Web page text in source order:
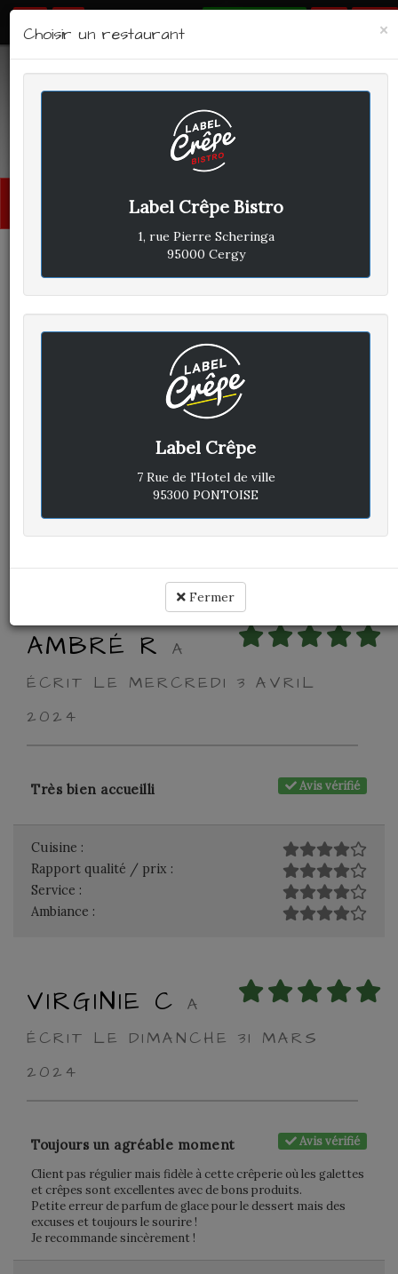
LABEL CRÊPE - BISTRO
PASCALE I A
ÉCRIT LE JEUDI 4 AVRIL 2024
Très bien comme d'habitude
Rapport qualité / prix :
Service :
AMBRÉ R
A
ÉCRIT LE MERCREDI 3 AVRIL
2024
Avis vérifié
Très bien accueilli
Cuisine :
Rapport qualité / prix :
Service :
Ambiance :
VIRGINIE C
A
ÉCRIT LE DIMANCHE 31 MARS
2024
Avis vérifié
Toujours un agréable moment
Client pas régulier mais fidèle à cette crêperie où les galettes
et crêpes sont excellentes avec de bons produits.
Petite erreur de parfum de glace pour le dessert mais des
excuses et toujours le sourire !
Je recommande sincèrement !
×
Choisir un restaurant
Label Crêpe Bistro
1, rue Pierre Scheringa
95000 Cergy
Label Crêpe
7 Rue de l'Hotel de ville
95300 PONTOISE
Fermer